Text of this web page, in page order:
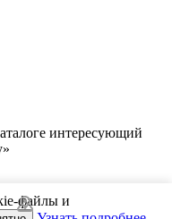
интересующий
файлы и